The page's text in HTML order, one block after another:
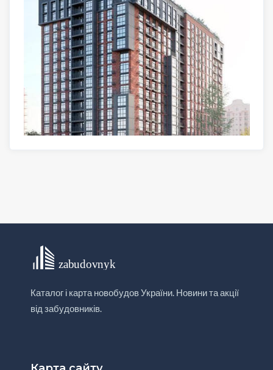
Каталог і карта новобудов України. Новини та акції
від забудовників.